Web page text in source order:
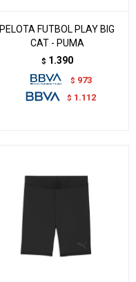
PELOTA FUTBOL PLAY BIG
CAT - PUMA
$ 1.390
$ 973
$ 1.112